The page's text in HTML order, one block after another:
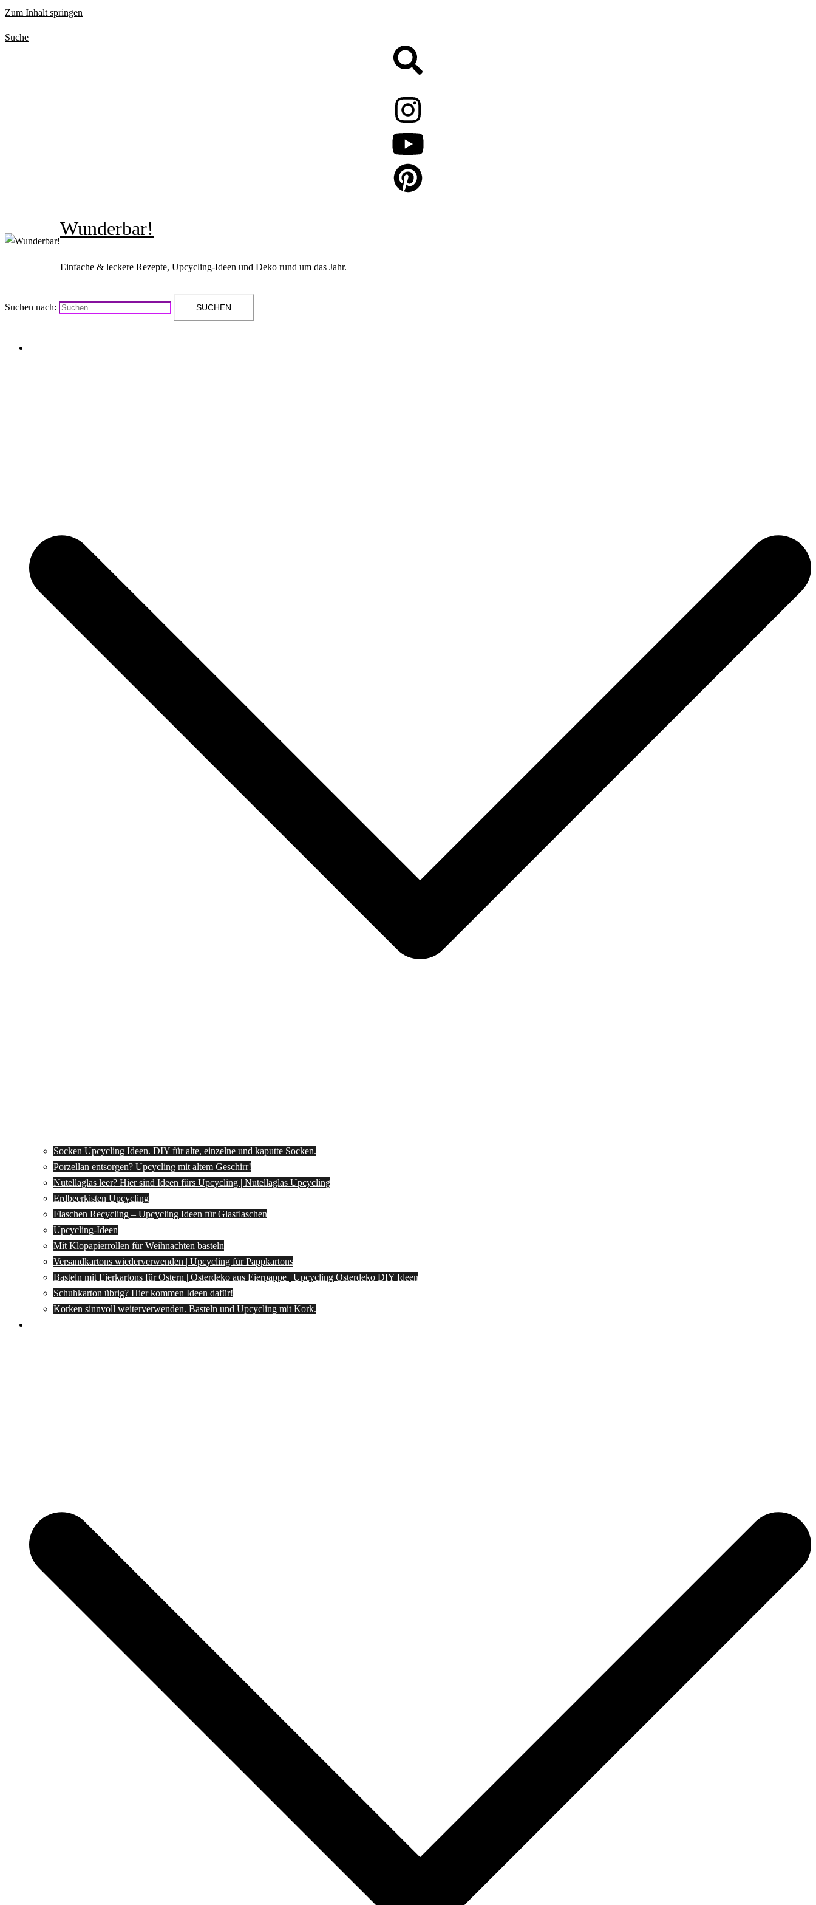
Zum Inhalt springen
Suche
Wunderbar!
Einfache & leckere Rezepte, Upcycling-Ideen und Deko rund um das Jahr.
Suchen nach:
Socken Upcycling Ideen. DIY für alte, einzelne und kaputte Socken.
Porzellan entsorgen? Upcycling mit altem Geschirr!
Nutellaglas leer? Hier sind Ideen fürs Upcycling | Nutellaglas Upcycling
Erdbeerkisten Upcycling
Flaschen Recycling – Upcycling Ideen für Glasflaschen
Upcycling-Ideen
Mit Klopapierrollen für Weihnachten basteln
Versandkartons wiederverwenden | Upcycling für Pappkartons
Basteln mit Eierkartons für Ostern | Osterdeko aus Eierpappe | Upcycling Osterdeko DIY Ideen
Schuhkarton übrig? Hier kommen Ideen dafür!
Korken sinnvoll weiterverwenden. Basteln und Upcycling mit Kork.